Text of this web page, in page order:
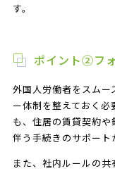
す。
ポイント②フ
外国人労働者をスム
ー体制を整えておく
も、住居の賃貸契約
伴う手続きのサポート
また、社内ルールの